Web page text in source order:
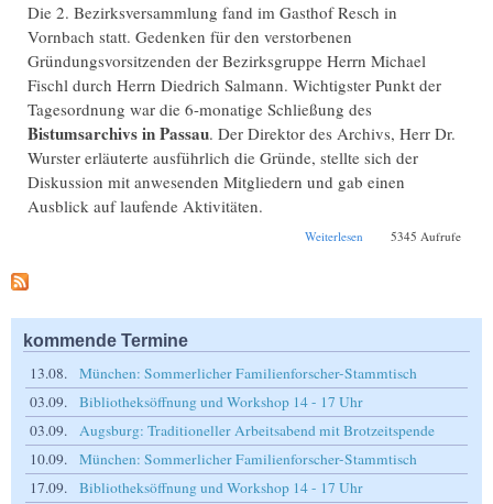
Die 2. Bezirksversammlung fand im Gasthof Resch in
Vornbach statt. Gedenken für den verstorbenen
Gründungsvorsitzenden der Bezirksgruppe Herrn Michael
Fischl durch Herrn Diedrich Salmann. Wichtigster Punkt der
Tagesordnung war die 6-monatige Schließung des
Bistumsarchivs in Passau. Der Direktor des Archivs, Herr Dr.
Wurster erläuterte ausführlich die Gründe, stellte sich der
Diskussion mit anwesenden Mitgliedern und gab einen
Ausblick auf laufende Aktivitäten.
Weiterlesen über 2.5345 Aufrufe
kommende Termine
13.08.
München: Sommerlicher Familienforscher-Stammtisch
03.09.
Bibliotheksöffnung und Workshop 14 - 17 Uhr
03.09.
Augsburg: Traditioneller Arbeitsabend mit Brotzeitspende
10.09.
München: Sommerlicher Familienforscher-Stammtisch
17.09.
Bibliotheksöffnung und Workshop 14 - 17 Uhr